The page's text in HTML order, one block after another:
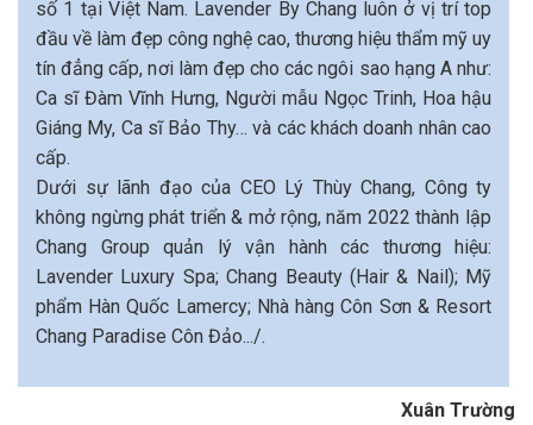
số 1 tại Việt Nam. Lavender By Chang luôn ở vị trí top
đầu về làm đẹp công nghệ cao, thương hiệu thẩm mỹ uy
tín đẳng cấp, nơi làm đẹp cho các ngôi sao hạng A như:
Ca sĩ Đàm Vĩnh Hưng, Người mẫu Ngọc Trinh, Hoa hậu
Giáng My, Ca sĩ Bảo Thy… và các khách doanh nhân cao
cấp.
Dưới sự lãnh đạo của CEO Lý Thùy Chang, Công ty
không ngừng phát triển & mở rộng, năm 2022 thành lập
Chang Group quản lý vận hành các thương hiệu:
Lavender Luxury Spa; Chang Beauty (Hair & Nail); Mỹ
phẩm Hàn Quốc Lamercy; Nhà hàng Côn Sơn & Resort
Chang Paradise Côn Đảo.../.
Xuân Trường